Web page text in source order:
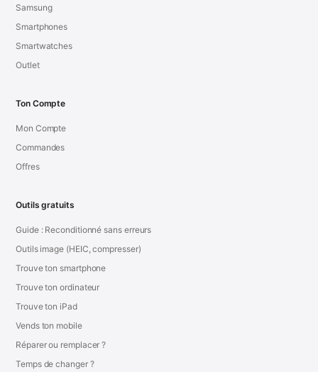
Samsung
Smartphones
Smartwatches
Outlet
Ton Compte
Mon Compte
Commandes
Offres
Outils gratuits
Guide : Reconditionné sans erreurs
Outils image (HEIC, compresser)
Trouve ton smartphone
Trouve ton ordinateur
Trouve ton iPad
Vends ton mobile
Réparer ou remplacer ?
Temps de changer ?